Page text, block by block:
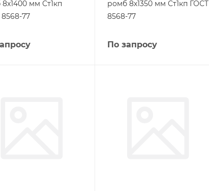
мм Ст1кп
77
ромб 8х1350 мм Ст1кп ГОСТ
8568-77
По запросу